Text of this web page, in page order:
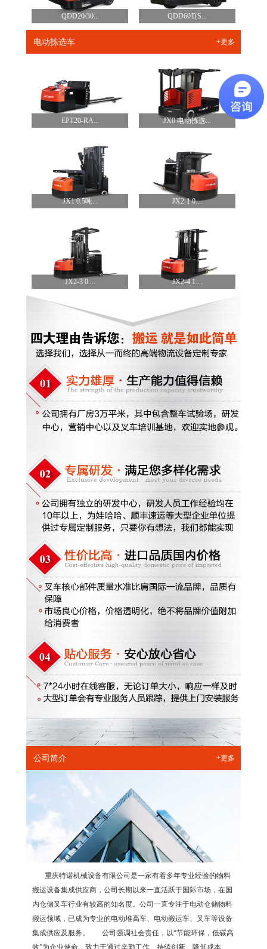
QDD20/30... QDD60T(S...
电动拣选车 +更多
EPT20-RA... JX0 电动拣选...
JX1 0.5吨... JX2-1 0....
JX2-3 0.... JX2-4 1....
公司简介 +更多
重庆特诺机械设备有限公司是一家有着多年专业经验的物料
搬运设备集成供应商，公司长期以来一直活跃于国际市场，在国
内仓储叉车行业有较高的知名度。公司一直专注于电动仓储物料
搬运领域，已成为专业的电动堆高车、电动搬运车、叉车等设备
集成供应及服务。 公司强调社会责任，以“节能环保，低碳高
效”为企业使命，致力于通过辛勤工作、持续创新、降低成本、